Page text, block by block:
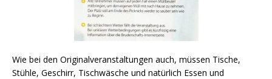
Wie bei den Originalveranstaltungen auch, müssen Tische,
Stühle, Geschirr, Tischwäsche und natürlich Essen und